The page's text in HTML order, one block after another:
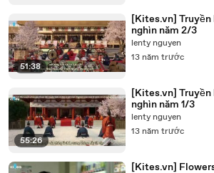
51:38
[Kites.vn] Truyền
nghìn năm 2/3
lenty nguyen
13 năm trước
55:26
[Kites.vn] Truyền
nghìn năm 1/3
lenty nguyen
13 năm trước
[Kites.vn]